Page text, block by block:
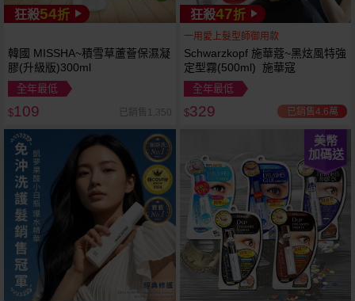
狂殺54折
韓國 MISSHA~積雪草蘆薈保濕凝
膠(升級版)300ml
全年最低
$109 已銷售1,350
狂殺47折
一用愛上髮型師御用款
Schwarzkopf 施華蔻~黑炫風特強
定型霧(500ml) 施華寇
全年最低
$329 已銷售4.6萬
美幣
加碼送